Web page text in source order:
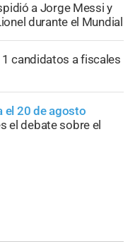
a Jorge Messi y
durante el Mundial
candidatos a fiscales
el 20 de agosto
el debate sobre el